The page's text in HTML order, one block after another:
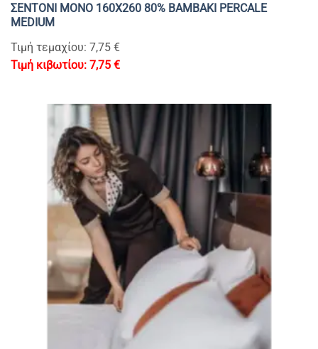
ΣΕΝΤΟΝΙ MONΟ 160Χ260 80% BAMBAKI PERCALE
MEDIUM
Τιμή τεμαχίου: 7,75 €
7,75 €